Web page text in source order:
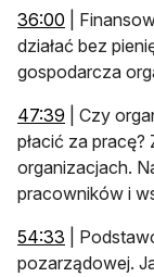
36:00 otwiera
|
działać bez
gospodarcza
47:39 otwiera
| Czy
płacić za
organizacjach.
pracowników i
54:33 otwiera
|
pozarządowej.